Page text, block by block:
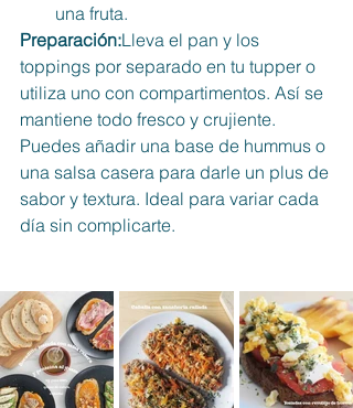
una fruta.
Preparación:Lleva el pan y los
toppings por separado en tu tupper o
utiliza uno con compartimentos. Así se
mantiene todo fresco y crujiente.
Puedes añadir una base de hummus o
una salsa casera para darle un plus de
sabor y textura. Ideal para variar cada
día sin complicarte.